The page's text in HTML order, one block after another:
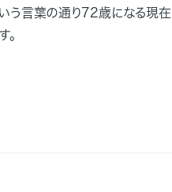
いう言葉の通り72歳になる現
。